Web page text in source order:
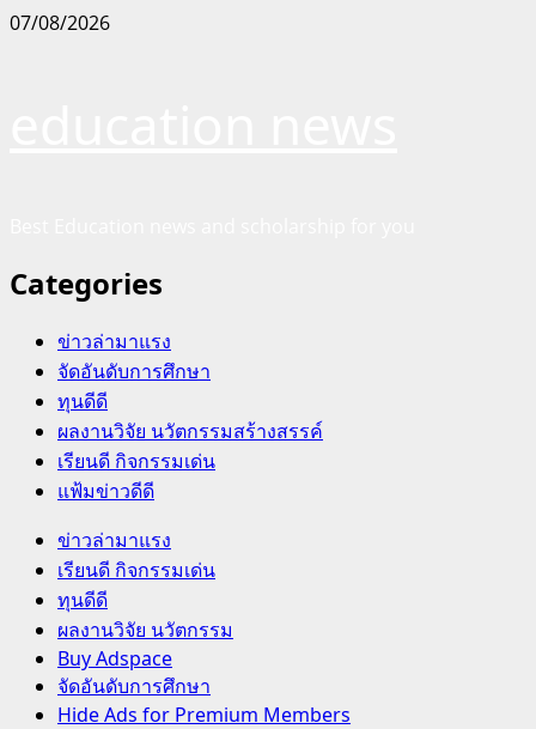
Skip
07/08/2026
Categories
ข่าวล่ามาแรง
จัดอันดับการศึกษา
ทุนดีดี
ผลงานวิจัย นวัตกรรมสร้างสรรค์
เรียนดี กิจกรรมเด่น
แฟ้มข่าวดีดี
Primary
Menu
ข่าวล่ามาแรง
เรียนดี กิจกรรมเด่น
ทุนดีดี
ผลงานวิจัย นวัตกรรม
Buy Adspace
จัดอันดับการศึกษา
Hide Ads for Premium Members